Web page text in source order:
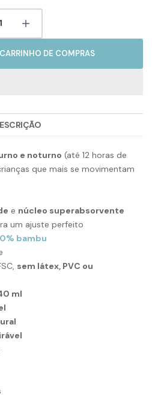
DE COMPRAS
e noturno (até 12 horas de
que mais se movimentam
e núcleo superabsorvente
um ajuste perfeito
bambu
sem látex, PVC ou
ml